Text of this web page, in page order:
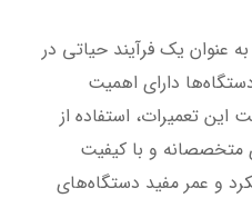
عنوان یک فرآیند حیاتی در
دارای اهمیت
این تعمیرات، استفاده از
و با کیفیت
و عمر مفید دستگاه‌های